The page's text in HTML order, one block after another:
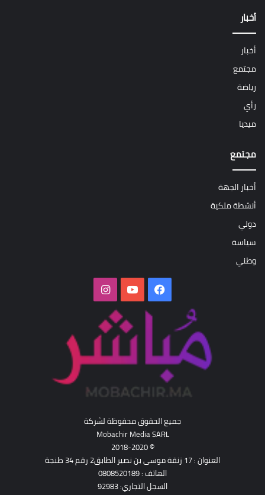
أخبار
أخبار
مجتمع
رياضة
رأي
ميديا
مجتمع
أخبار الجهة
أنشطة ملكية
دولي
سياسة
وطني
فيسبوك‫YouTubeانستقرام
جميع الحقوق محفوظة لشركة
Mobachir Media SARL
© 2018-2020
العنوان : 17 زنقة موسى بن نصير الطابق2 رقم 34 طنجة
الهاتف : 0808520189
السجل التجاري: 92983